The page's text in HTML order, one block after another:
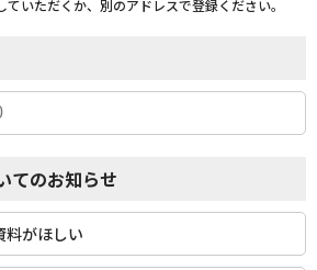
いただくか、別のアドレスで登録ください。
てのお知らせ
料がほしい